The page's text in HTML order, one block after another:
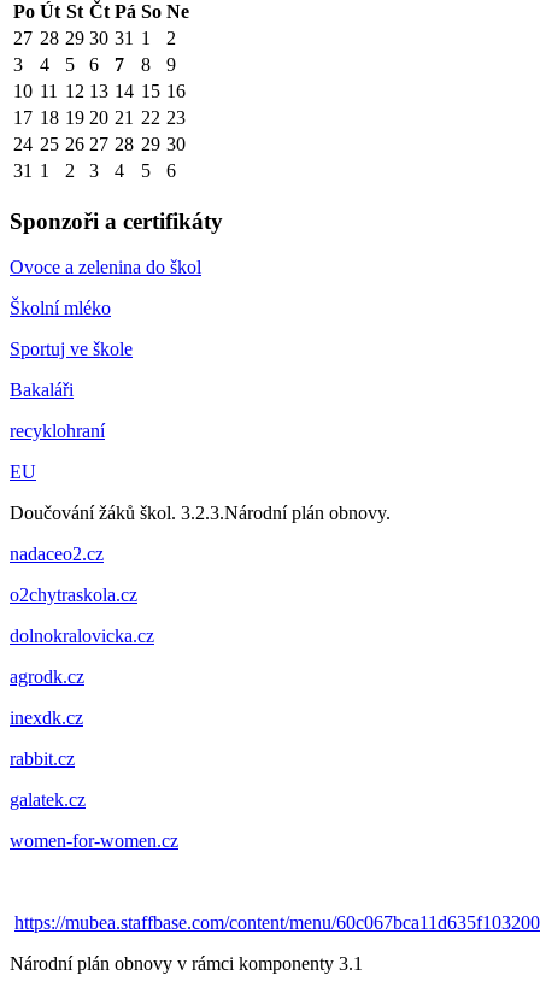
Po Út St Čt Pá So Ne
27 28 29 30 31 1
2
3
4 5 6 7 8
9
10 11 12 13 14 15 16
17 18 19 20 21 22 23
24 25 26 27 28 29 30
31 1 2 3 4 5 6
Sponzoři a certifikáty
Ovoce a zelenina do škol
Školní mléko
Sportuj ve škole
Bakaláři
recyklohraní
EU
Doučování žáků škol. 3.2.3.Národní plán obnovy.
nadaceo2.cz
o2chytraskola.cz
dolnokralovicka.cz
agrodk.cz
inexdk.cz
rabbit.cz
galatek.cz
women-for-women.cz
https://mubea.staffbase.com/content/menu/
Národní plán obnovy v rámci komponenty 3.1